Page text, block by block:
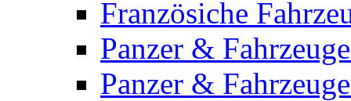
Französiche
Panzer &
Panzer &